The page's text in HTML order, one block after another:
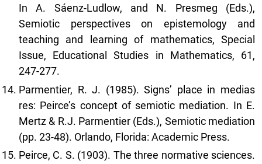
In A. Sáenz-Ludlow, and N. Presmeg (Eds.),
Semiotic perspectives on epistemology and
teaching and learning of mathematics, Special
Issue, Educational Studies in Mathematics, 61,
247-277.
Parmentier, R. J. (1985). Signs’ place in medias
res: Peirce’s concept of semiotic mediation. In E.
Mertz & R.J. Parmentier (Eds.), Semiotic mediation
(pp. 23-48). Orlando, Florida: Academic Press.
Peirce, C. S. (1903). The three normative sciences.